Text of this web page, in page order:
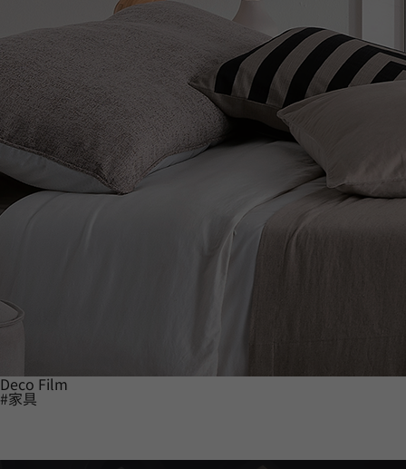
Deco Film
#家具